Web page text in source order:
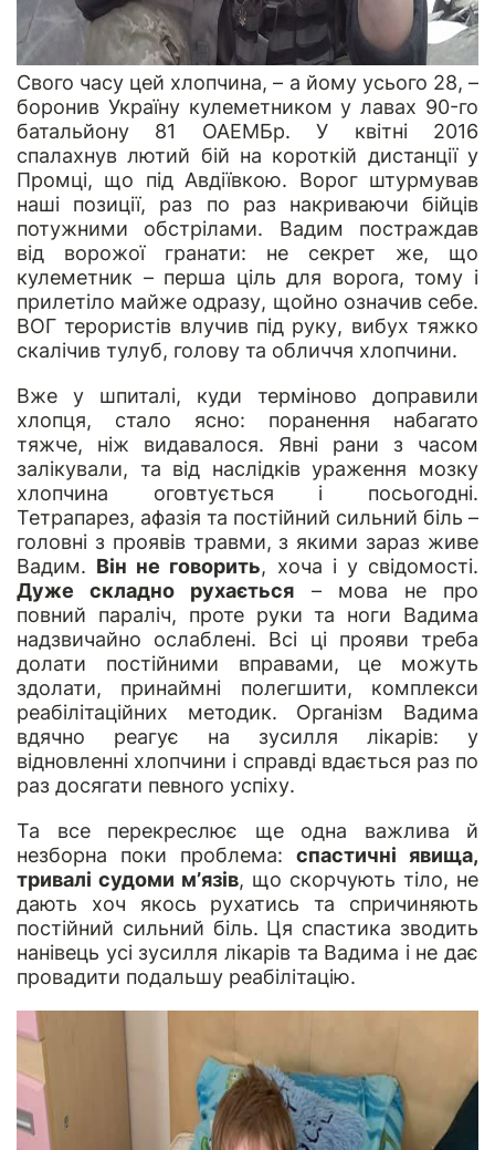
Свого часу цей хлопчина, – а йому усього 28, –
боронив Україну кулеметником у лавах 90-го
батальйону 81 ОАЕМБр. У квітні 2016
спалахнув лютий бій на короткій дистанції у
Промці, що під Авдіївкою. Ворог штурмував
наші позиції, раз по раз накриваючи бійців
потужними обстрілами. Вадим постраждав
від ворожої гранати: не секрет же, що
кулеметник – перша ціль для ворога, тому і
прилетіло майже одразу, щойно означив себе.
ВОГ терористів влучив під руку, вибух тяжко
скалічив тулуб, голову та обличчя хлопчини.
Вже у шпиталі, куди терміново доправили
хлопця, стало ясно: поранення набагато
тяжче, ніж видавалося. Явні рани з часом
залікували, та від наслідків ураження мозку
хлопчина оговтується і посьогодні.
Тетрапарез, афазія та постійний сильний біль –
головні з проявів травми, з якими зараз живе
Вадим. Він не говорить, хоча і у свідомості.
Дуже складно рухається – мова не про
повний параліч, проте руки та ноги Вадима
надзвичайно ослаблені. Всі ці прояви треба
долати постійними вправами, це можуть
здолати, принаймні полегшити, комплекси
реабілітаційних методик. Організм Вадима
вдячно реагує на зусилля лікарів: у
відновленні хлопчини і справді вдається раз по
раз досягати певного успіху.
Та все перекреслює ще одна важлива й
незборна поки проблема: спастичні явища,
тривалі судоми м’язів, що скорчують тіло, не
дають хоч якось рухатись та спричиняють
постійний сильний біль. Ця спастика зводить
нанівець усі зусилля лікарів та Вадима і не дає
провадити подальшу реабілітацію.